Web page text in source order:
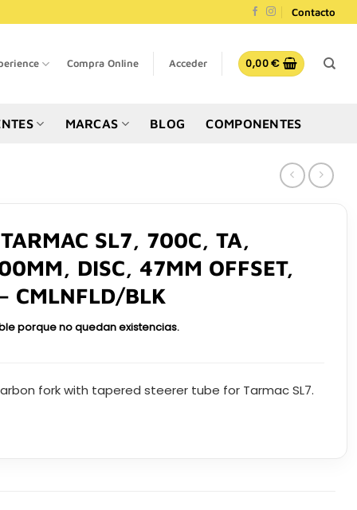
Contacto
Compra Online Acceder 0,00€
MARCAS BLOG COMPONENTES
SL7, 700C, TA,
DISC, 47MM OFFSET,
CMLNFLD/BLK
porque no quedan existencias.
fork with tapered steerer tube for Tarmac SL7.